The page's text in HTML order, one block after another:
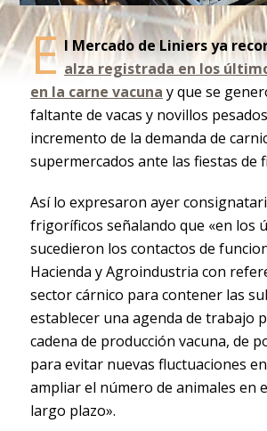
E l Mercado de Liniers ya
alza registrada en los
en la carne vacuna y que se
faltante de vacas y novillos
incremento de la demanda de
supermercados ante las fiestas de
Así lo expresaron ayer
frigoríficos señalando que «en los
sucedieron los contactos de
Hacienda y Agroindustria con
sector cárnico para contener las
establecer una agenda de trabajo
cadena de producción vacuna, de
para evitar nuevas fluctuaciones
ampliar el número de animales en
largo plazo».